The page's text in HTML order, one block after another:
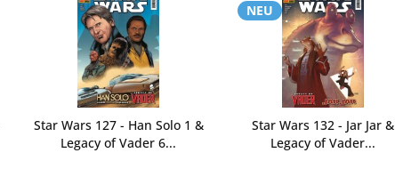
Star Wars 127 - Han Solo 1 &
Legacy of Vader 6...
NEU
Star Wars 132 - Jar Jar &
Legacy of Vader...